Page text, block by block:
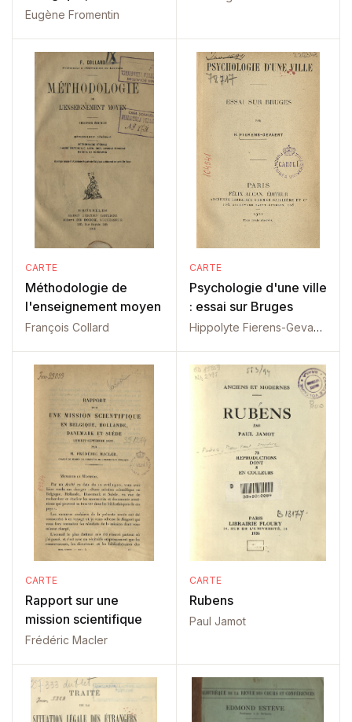
Eugène Fromentin
CARTE
Méthodologie de
l'enseignement moyen
François Collard
CARTE
Psychologie d'une ville
: essai sur Bruges
Hippolyte Fierens-Gevaert
CARTE
Rapport sur une
mission scientifique
Frédéric Macler
CARTE
Rubens
Paul Jamot